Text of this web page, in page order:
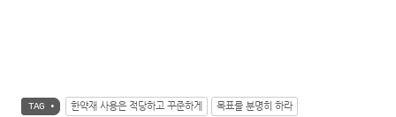
TAG • 한약재 사용은 적당하고 꾸준하게
목표를 분명히 하라